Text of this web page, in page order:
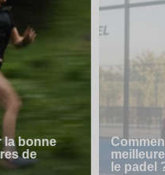
la bonne
de
le padel